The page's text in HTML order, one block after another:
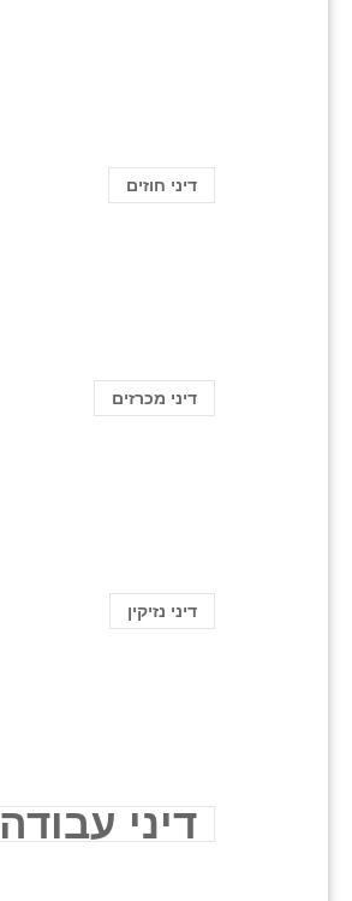
דיני חוזים
דיני מכרזים
דיני נזיקין
דיני עבודה